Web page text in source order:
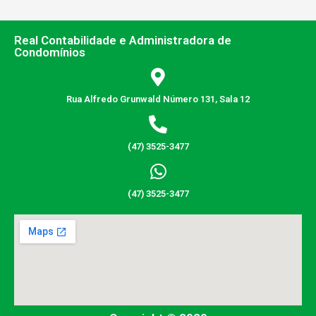
Real Contabilidade e Administradora de
Condomínios
Rua Alfredo Grunwald Número 131, Sala 12
(47) 3525-3477
(47) 3525-3477